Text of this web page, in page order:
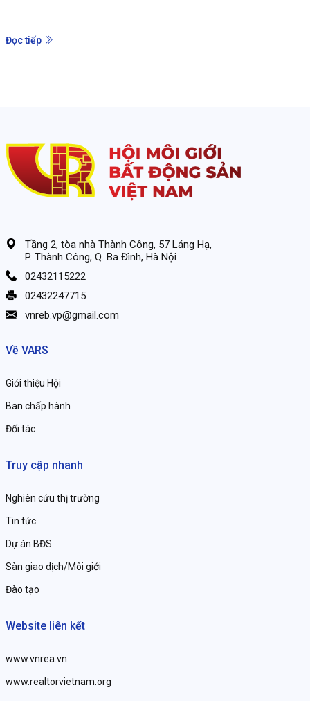
Đọc tiếp
Tầng 2, tòa nhà Thành Công, 57 Láng Hạ,
P. Thành Công, Q. Ba Đình, Hà Nội
02432115222
02432247715
vnreb.vp@gmail.com
Về VARS
Giới thiệu Hội
Ban chấp hành
Đối tác
Truy cập nhanh
Nghiên cứu thị trường
Tin tức
Dự án BĐS
Sàn giao dịch/Môi giới
Đào tạo
Website liên kết
www.vnrea.vn
www.realtorvietnam.org